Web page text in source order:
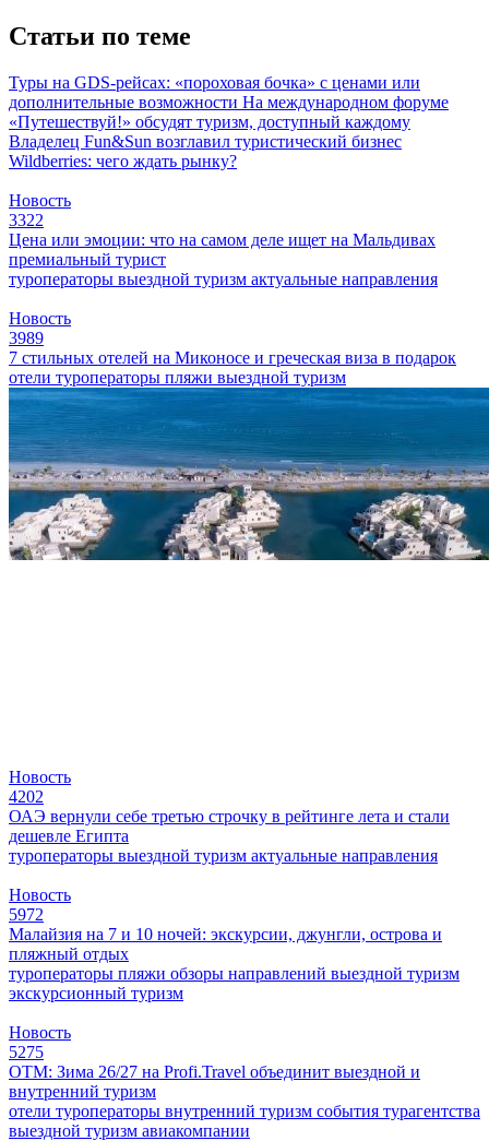
Статьи по теме
Туры на GDS-рейсах: «пороховая бочка» с ценами или
дополнительные возможности На международном форуме
«Путешествуй!» обсудят туризм, доступный каждому
Владелец Fun&Sun возглавил туристический бизнес
Wildberries: чего ждать рынку?
Новость
3322
Цена или эмоции: что на самом деле ищет на Мальдивах
премиальный турист
туроператоры выездной туризм актуальные направления
Новость
3989
7 стильных отелей на Миконосе и греческая виза в подарок
отели туроператоры пляжи выездной туризм
Новость
4202
ОАЭ вернули себе третью строчку в рейтинге лета и стали
дешевле Египта
туроператоры выездной туризм актуальные направления
Новость
5972
Малайзия на 7 и 10 ночей: экскурсии, джунгли, острова и
пляжный отдых
туроператоры пляжи обзоры направлений выездной туризм
экскурсионный туризм
Новость
5275
ОТМ: Зима 26/27 на Profi.Travel объединит выездной и
внутренний туризм
отели туроператоры внутренний туризм события турагентства
выездной туризм авиакомпании